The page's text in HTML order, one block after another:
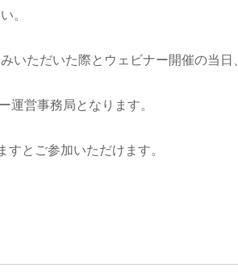
。
いただいた際とウェビナー開催の当日、
営事務局となります。
とご参加いただけます。